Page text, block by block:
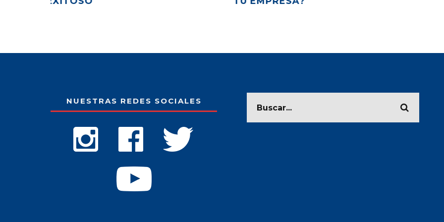
NUESTRAS REDES SOCIALES